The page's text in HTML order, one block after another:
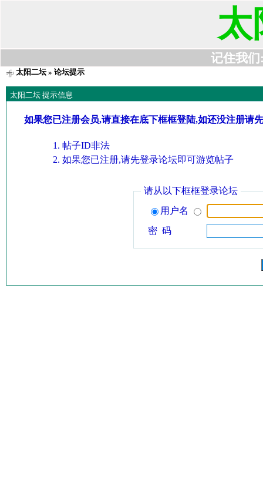
太
记住我们
太阳二坛» 论坛提示
太阳二坛 提示信息
如果您已注册会员,请直接在底下框框登陆,如还没注册请
帖子ID非法
如果您已注册,请先登录论坛即可游览帖子
请从以下框框登录论坛
用户名
密 码